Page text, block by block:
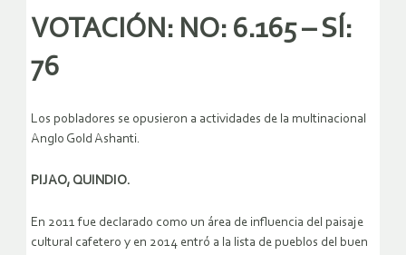
VOTACIÓN: NO: 6.165 – SÍ:
76
Los pobladores se opusieron a actividades de la multinacional
Anglo Gold Ashanti.
PIJAO, QUINDIO.
En 2011 fue declarado como un área de influencia del paisaje
cultural cafetero y en 2014 entró a la lista de pueblos del buen